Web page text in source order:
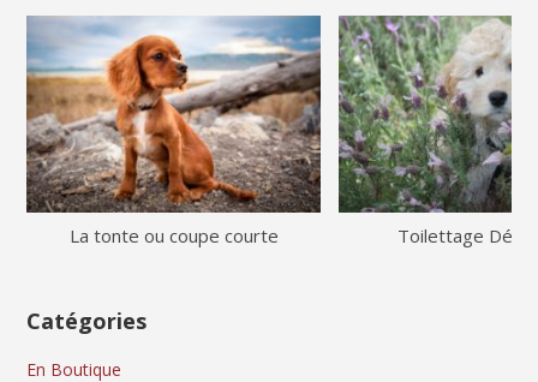
La tonte ou coupe courte Toilettage
Catégories
En Boutique